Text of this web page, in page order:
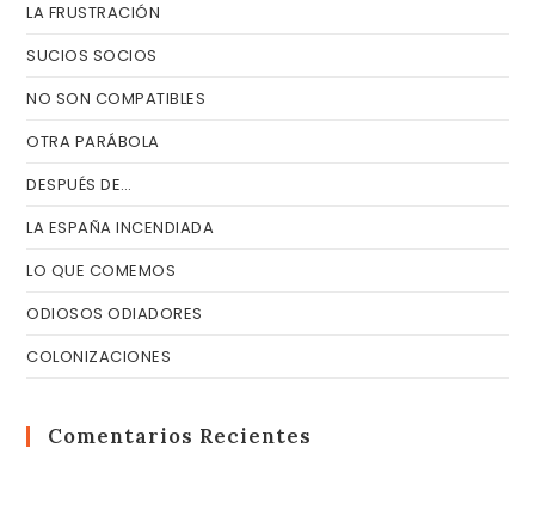
LA FRUSTRACIÓN
SUCIOS SOCIOS
NO SON COMPATIBLES
OTRA PARÁBOLA
DESPUÉS DE…
LA ESPAÑA INCENDIADA
LO QUE COMEMOS
ODIOSOS ODIADORES
COLONIZACIONES
Comentarios Recientes